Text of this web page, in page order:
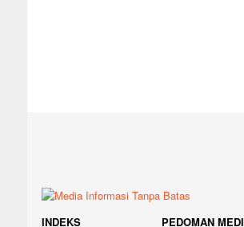
INDEKS PEDOMAN